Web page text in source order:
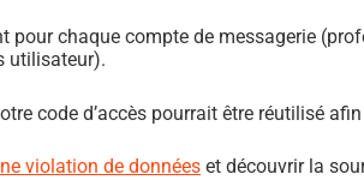
chaque compte de messagerie
utilisateur).
code d’accès pourrait être réutilisé
violation de données et découvrir la